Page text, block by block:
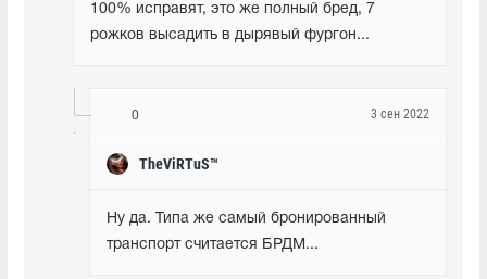
100% исправят, это же полный бред, 7
рожков высадить в дырявый фургон...
0
TheViRTuS™
3 сен 2022
Ну да. Типа же самый бронированный
транспорт считается БРДМ...